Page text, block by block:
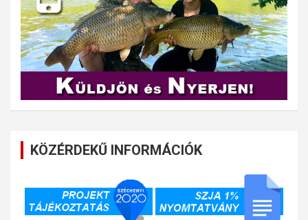
KÖZÉRDEKŰ INFORMÁCIÓK